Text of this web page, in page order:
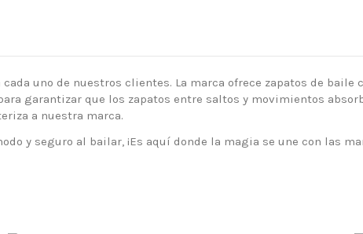
uno de nuestros clientes. La marca ofrece zapatos de
garantizar que los zapatos entre saltos y movimientos
a nuestra marca.
y seguro al bailar, ¡Es aquí donde la magia se une con las